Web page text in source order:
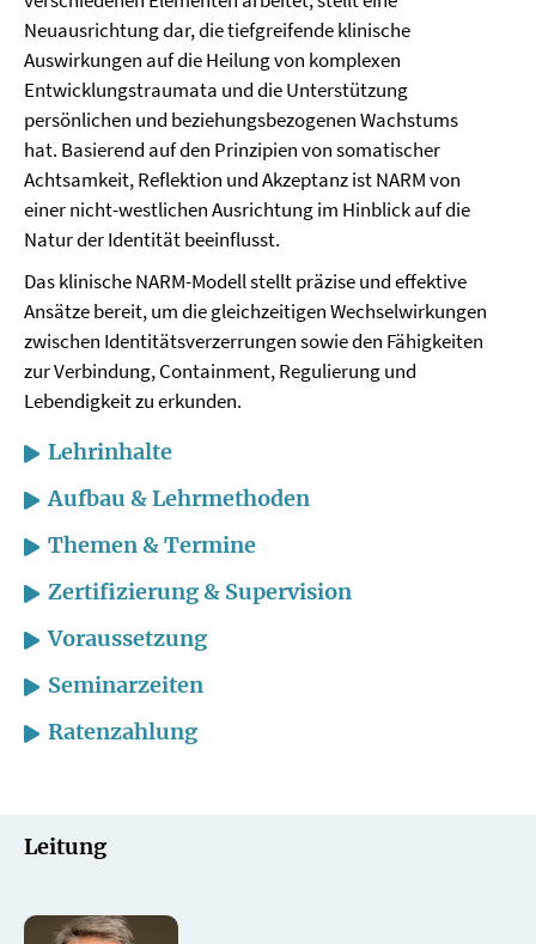
Neuausrichtung dar, die tiefgreifende klinische
Auswirkungen auf die Heilung von komplexen
Entwicklungstraumata und die Unterstützung
persönlichen und beziehungsbezogenen Wachstums
hat. Basierend auf den Prinzipien von somatischer
Achtsamkeit, Reflektion und Akzeptanz ist NARM von
einer nicht-westlichen Ausrichtung im Hinblick auf die
Natur der Identität beeinflusst.
Das klinische NARM-Modell stellt präzise und effektive
Ansätze bereit, um die gleichzeitigen Wechselwirkungen
zwischen Identitätsverzerrungen sowie den Fähigkeiten
zur Verbindung, Containment, Regulierung und
Lebendigkeit zu erkunden.
Lehrinhalte
Aufbau & Lehrmethoden
Themen & Termine
Zertifizierung & Supervision
Voraussetzung
Seminarzeiten
Ratenzahlung
Leitung